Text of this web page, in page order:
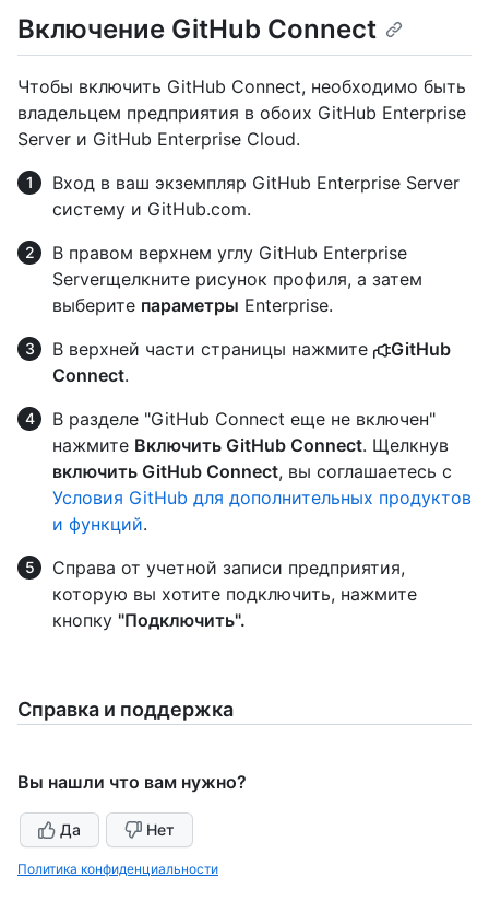
Включение GitHub Connect
Чтобы включить GitHub Connect, необходимо быть
владельцем предприятия в обоих GitHub Enterprise
Server и GitHub Enterprise Cloud.
Вход в ваш экземпляр GitHub Enterprise Server
систему и GitHub.com.
В правом верхнем углу GitHub Enterprise
Serverщелкните рисунок профиля, а затем
выберите параметры Enterprise.
В верхней части страницы нажмите
GitHub
Connect.
В разделе "GitHub Connect еще не включен"
нажмите Включить GitHub Connect. Щелкнув
включить GitHub Connect, вы соглашаетесь с
Условия GitHub для дополнительных продуктов
и функций.
Справа от учетной записи предприятия,
которую вы хотите подключить, нажмите
кнопку "Подключить".
Справка и поддержка
Вы нашли что вам нужно?
Да Нет
Политика конфиденциальности